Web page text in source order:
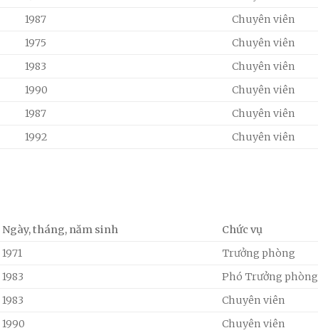
1987
Chuyên viên
1975
Chuyên viên
1983
Chuyên viên
1990
Chuyên viên
1987
Chuyên viên
1992 Chuyên viên
Ngày, tháng, năm sinh
Chức vụ
1971
Trưởng phòng
1983
Phó Trưởng phòng
1983
Chuyên viên
1990
Chuyên viên